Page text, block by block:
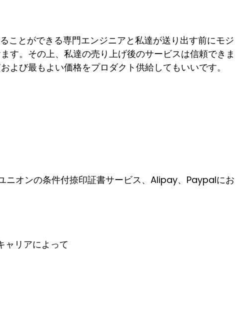
ことができる専門エンジニアと私達が送り出す前にモジ
す。その上、私達の売り上げ後のサービスは信頼できま
び最もよい価格をプロダクト供給してもいいです。
ニオンの条件付捺印証書サービス、Alipay、Paypalにお
ャリアによって